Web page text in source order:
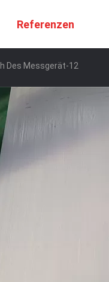
Referenzen
Des Messgerät-12